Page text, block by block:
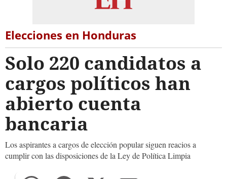
Elecciones en Honduras
Solo 220 candidatos a
cargos políticos han
abierto cuenta
bancaria
Los aspirantes a cargos de elección popular siguen reacios a
cumplir con las disposiciones de la Ley de Política Limpia